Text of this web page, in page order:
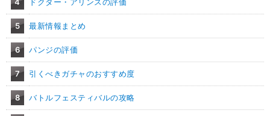
ドクター・アリンスの評価
5 最新情報まとめ
6 パンジの評価
7 引くべきガチャのおすすめ度
8 バトルフェスティバルの攻略